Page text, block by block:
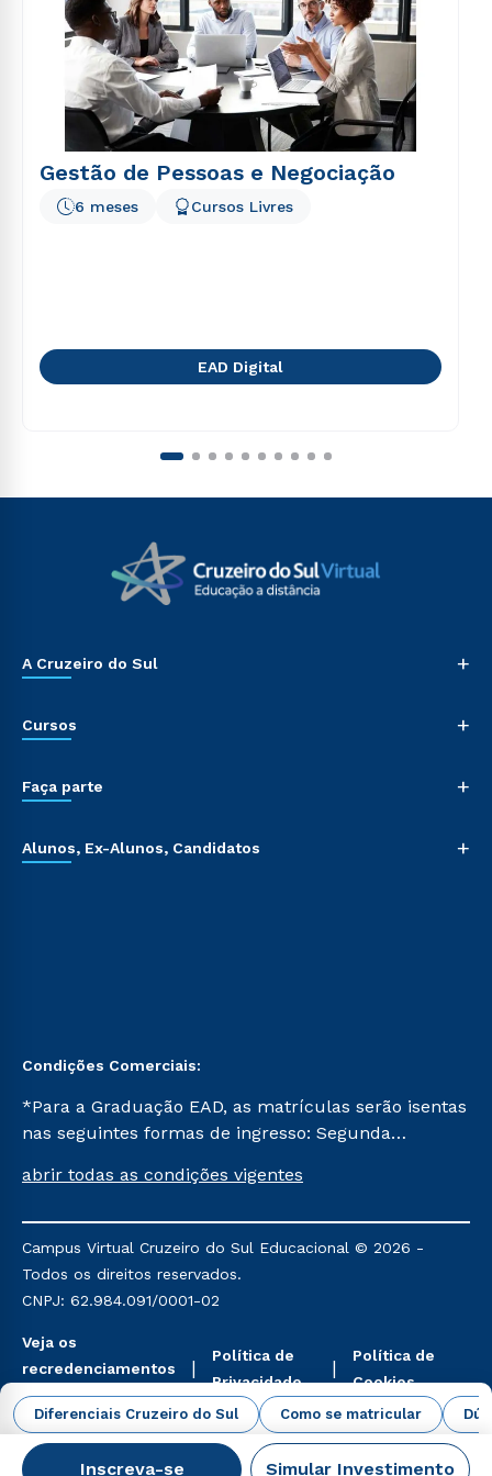
Diferenciais Cruzeiro do Sul Como se matricular
Inscreva-se Simular Investimento
Gestão de Pessoas e Negociação
6 meses Cursos Livres
EAD Digital
A Cruzeiro do Sul +
Cursos +
Faça parte +
Alunos, Ex-Alunos, Candidatos +
Condições Comerciais:
*Para a Graduação EAD, as matrículas serão isentas
nas seguintes formas de ingresso: Segunda
Já para as demais, a taxa de matrícula será de R$
mencionadas são referentes aos cursos: Ensino
Religioso, Geografia para a Docência e Metodologia
do Ensino de História: Questões Atuais.
abrir todas as condições vigentes
Campus Virtual Cruzeiro do Sul Educacional © 2026 -
Todos os direitos reservados.
CNPJ: 62.984.091/0001-02
Veja os
recredenciamentos
aqui
Política de
Privacidade
Política de
Cookies